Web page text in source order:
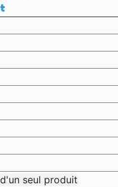
seul produit